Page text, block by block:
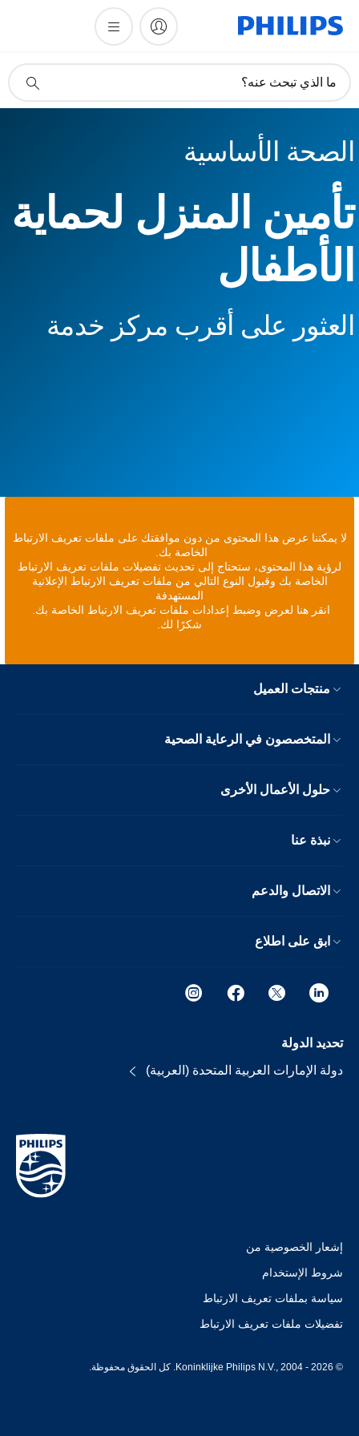
دعم
ما الذي تبحث عنه؟
الصحة الأساسية
تأمين المنزل لحماية
الأطفال
العثور على أقرب مركز خدمة
لا يمكننا عرض هذا المحتوى من دون موافقتك على ملفات تعريف الارتباط
الخاصة بك.
لرؤية هذا المحتوى، ستحتاج إلى تحديث تفضيلات ملفات تعريف الارتباط
الخاصة بك وقبول النوع التالي من ملفات تعريف الارتباط الإعلانية
المستهدفة
انقر هنا لعرض وضبط إعدادات ملفات تعريف الارتباط الخاصة بك.
شكرًا لك.
منتجات العميل
المتخصصون في الرعاية الصحية
حلول الأعمال الأخرى
نبذة عنا
الاتصال والدعم
ابق على اطلاع
تحديد الدولة
دولة الإمارات العربية المتحدة (العربية)
إشعار الخصوصية من
شروط الإستخدام
سياسة بملفات تعريف الارتباط
تفضيلات ملفات تعريف الارتباط
© Koninklijke Philips N.V., 2004 - 2026. كل الحقوق محفوظة.